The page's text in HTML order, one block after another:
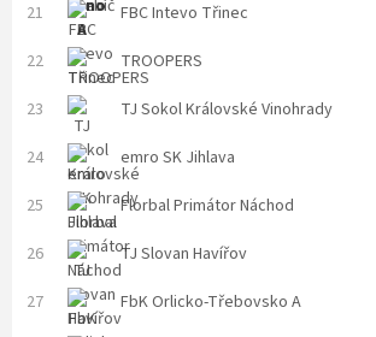
21
FBC Intevo Třinec
22
TROOPERS
23
TJ Sokol Královské Vinohrady
24
emro SK Jihlava
25
Florbal Primátor Náchod
26
TJ Slovan Havířov
27
FbK Orlicko-Třebovsko A